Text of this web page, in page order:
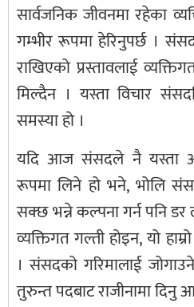
सार्वजनिक जीवनमा रहेका
गम्भीर रूपमा हेरिनुपर्छ ।
राखिएको प्रस्तावलाई
मिल्दैन । यस्ता विचार
समस्या हो ।
यदि आज संसदले नै यस्ता
रूपमा लिने हो भने, भोलि
सक्छ भन्ने कल्पना गर्न पनि
व्यक्तिगत गल्ती होइन, यो
। संसदको गरिमालाई
तुरुन्त पदबाट राजीनामा